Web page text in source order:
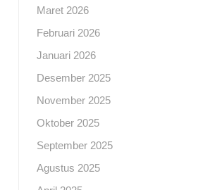
Maret 2026
Februari 2026
Januari 2026
Desember 2025
November 2025
Oktober 2025
September 2025
Agustus 2025